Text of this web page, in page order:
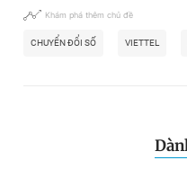
Khám phá thêm chủ đề
CHUYỂN ĐỔI SỐ VIETTEL